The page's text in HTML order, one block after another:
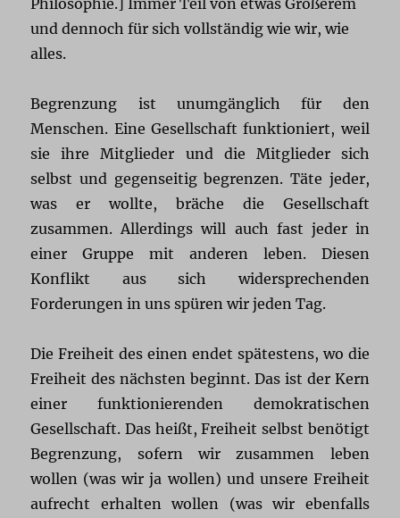
und dennoch für sich vollständig wie wir, wie
alles.
Begrenzung ist unumgänglich für den
Menschen. Eine Gesellschaft funktioniert, weil
sie ihre Mitglieder und die Mitglieder sich
selbst und gegenseitig begrenzen. Täte jeder,
was er wollte, bräche die Gesellschaft
zusammen. Allerdings will auch fast jeder in
einer Gruppe mit anderen leben. Diesen
Konflikt aus sich widersprechenden
Forderungen in uns spüren wir jeden Tag.
Die Freiheit des einen endet spätestens, wo die
Freiheit des nächsten beginnt. Das ist der Kern
einer funktionierenden demokratischen
Gesellschaft. Das heißt, Freiheit selbst benötigt
Begrenzung, sofern wir zusammen leben
wollen (was wir ja wollen) und unsere Freiheit
aufrecht erhalten wollen (was wir ebenfalls